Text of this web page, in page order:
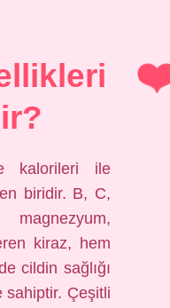
kalorileri ile
biridir. B, C,
kiraz, hem
cildin sağlığı
sahiptir. Çeşitli